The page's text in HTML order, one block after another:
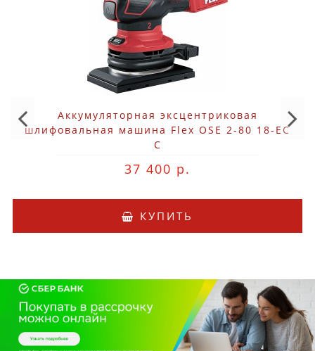
Аккумуляторная эксцентриковая
шлифовальная машина Flex OSE 2-80 18-EC
C
37 400 р.
КУПИТЬ